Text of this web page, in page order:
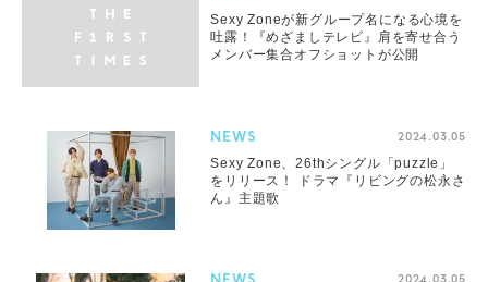
Sexy Zoneが新グループ名になる心境を
吐露！『めざましテレビ』肩を寄せ合う
メンバー集合オフショットが公開
NEWS 2024.03.05
Sexy Zone、26thシングル「puzzle」
をリリース！ ドラマ『リビングの松永さ
ん』主題歌